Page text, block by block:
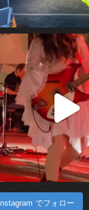
Instagram でフォロー